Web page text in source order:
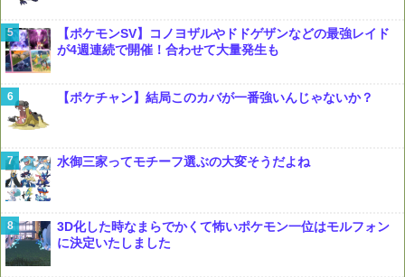
【ポケモンSV】コノヨザルやドドゲザンなどの最強レイド
が4週連続で開催！合わせて大量発生も
【ポケチャン】結局このカバが一番強いんじゃないか？
水御三家ってモチーフ選ぶの大変そうだよね
3D化した時なまらでかくて怖いポケモン一位はモルフォン
に決定いたしました